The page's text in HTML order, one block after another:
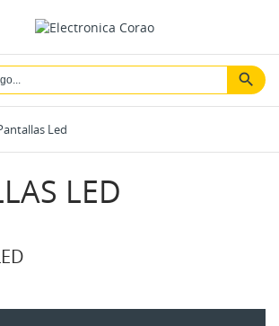
Led
LED